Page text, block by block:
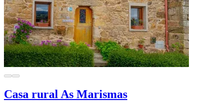
Casa rural As Marismas